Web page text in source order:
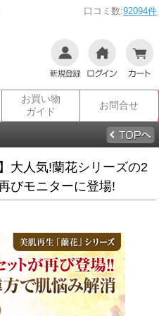
口コミ数:92094件
お買い物
ガイド
お問合せ
大人気!蘭花シリーズの2
びモニターに登場!